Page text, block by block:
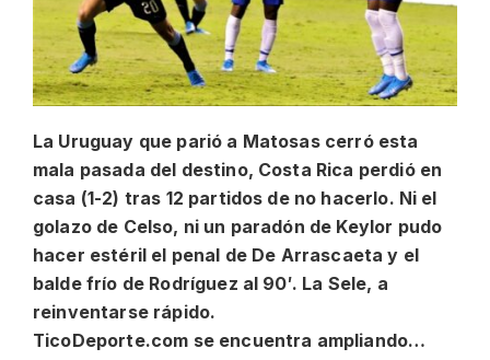
La Uruguay que parió a Matosas cerró esta
mala pasada del destino, Costa Rica perdió en
casa (1-2) tras 12 partidos de no hacerlo. Ni el
golazo de Celso, ni un paradón de Keylor pudo
hacer estéril el penal de De Arrascaeta y el
balde frío de Rodríguez al 90′. La Sele, a
reinventarse rápido.
TicoDeporte.com se encuentra ampliando…